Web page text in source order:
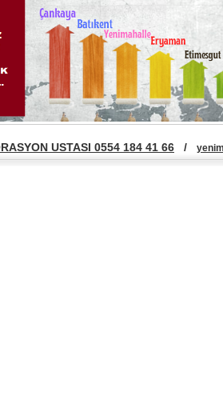
USTASI 0554 184 41 66 /